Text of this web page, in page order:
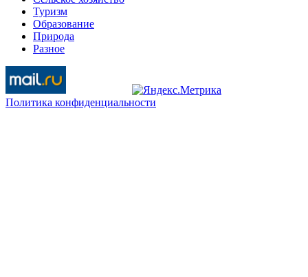
Туризм
Образование
Природа
Разное
Политика конфиденциальности